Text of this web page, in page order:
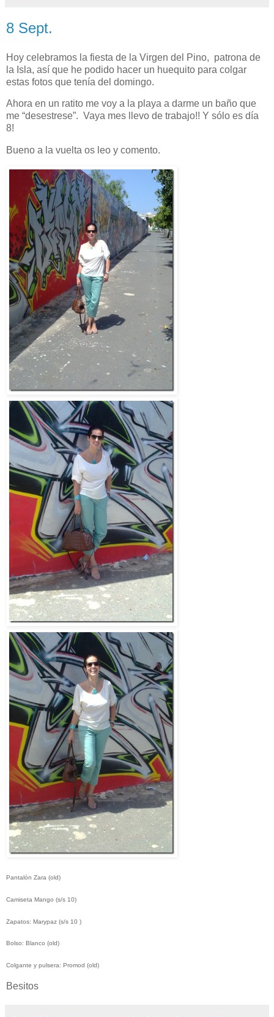
8 Sept.
Hoy celebramos la fiesta de la Virgen del Pino, patrona de
la Isla, así que he podido hacer un huequito para colgar
estas fotos que tenía del domingo.
Ahora en un ratito me voy a la playa a darme un baño que
me “desestrese”. Vaya mes llevo de trabajo!! Y sólo es día
8!
Bueno a la vuelta os leo y comento.
Pantalón Zara (old)
Camiseta Mango (s/s 10)
Zapatos: Marypaz (s/s 10 )
Bolso: Blanco (old)
Colgante y pulsera: Promod (old)
Besitos